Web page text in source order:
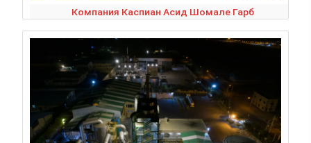
Компания Каспиан Асид Шомале Гарб